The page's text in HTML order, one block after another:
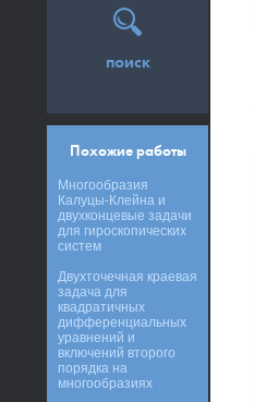
поиск
Похожие работы
Многообразия
Калуцы-Клейна и
двухконцевые задачи
для гироскопических
систем
Двухточечная краевая
задача для
квадратичных
дифференциальных
уравнений и
включений второго
порядка на
многообразиях